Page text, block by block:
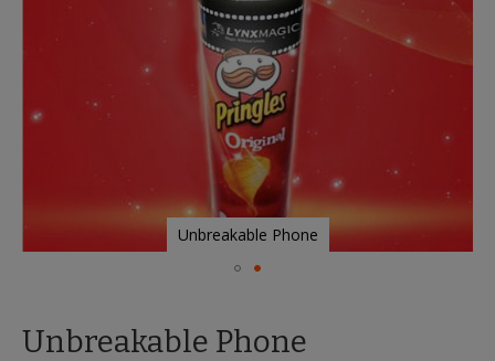
Unbreakable Phone
der
Unbreakable Phone